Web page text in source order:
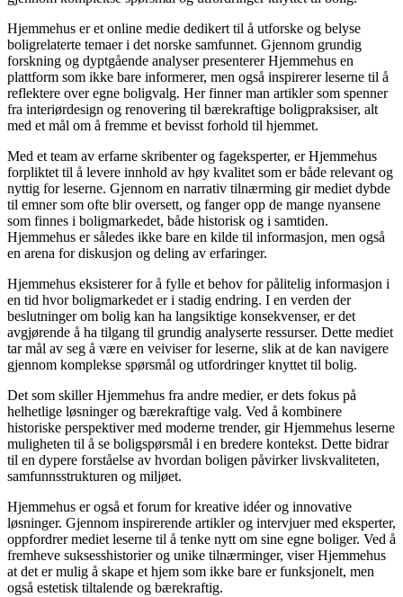
Hjemmehus er et online medie dedikert til å utforske og belyse
boligrelaterte temaer i det norske samfunnet. Gjennom grundig
forskning og dyptgående analyser presenterer Hjemmehus en
plattform som ikke bare informerer, men også inspirerer leserne til å
reflektere over egne boligvalg. Her finner man artikler som spenner
fra interiørdesign og renovering til bærekraftige boligpraksiser, alt
med et mål om å fremme et bevisst forhold til hjemmet.
Med et team av erfarne skribenter og fageksperter, er Hjemmehus
forpliktet til å levere innhold av høy kvalitet som er både relevant og
nyttig for leserne. Gjennom en narrativ tilnærming gir mediet dybde
til emner som ofte blir oversett, og fanger opp de mange nyansene
som finnes i boligmarkedet, både historisk og i samtiden.
Hjemmehus er således ikke bare en kilde til informasjon, men også
en arena for diskusjon og deling av erfaringer.
Hjemmehus eksisterer for å fylle et behov for pålitelig informasjon i
en tid hvor boligmarkedet er i stadig endring. I en verden der
beslutninger om bolig kan ha langsiktige konsekvenser, er det
avgjørende å ha tilgang til grundig analyserte ressurser. Dette mediet
tar mål av seg å være en veiviser for leserne, slik at de kan navigere
gjennom komplekse spørsmål og utfordringer knyttet til bolig.
Det som skiller Hjemmehus fra andre medier, er dets fokus på
helhetlige løsninger og bærekraftige valg. Ved å kombinere
historiske perspektiver med moderne trender, gir Hjemmehus leserne
muligheten til å se boligspørsmål i en bredere kontekst. Dette bidrar
til en dypere forståelse av hvordan boligen påvirker livskvaliteten,
samfunnsstrukturen og miljøet.
Hjemmehus er også et forum for kreative idéer og innovative
løsninger. Gjennom inspirerende artikler og intervjuer med eksperter,
oppfordrer mediet leserne til å tenke nytt om sine egne boliger. Ved å
fremheve suksesshistorier og unike tilnærminger, viser Hjemmehus
at det er mulig å skape et hjem som ikke bare er funksjonelt, men
også estetisk tiltalende og bærekraftig.